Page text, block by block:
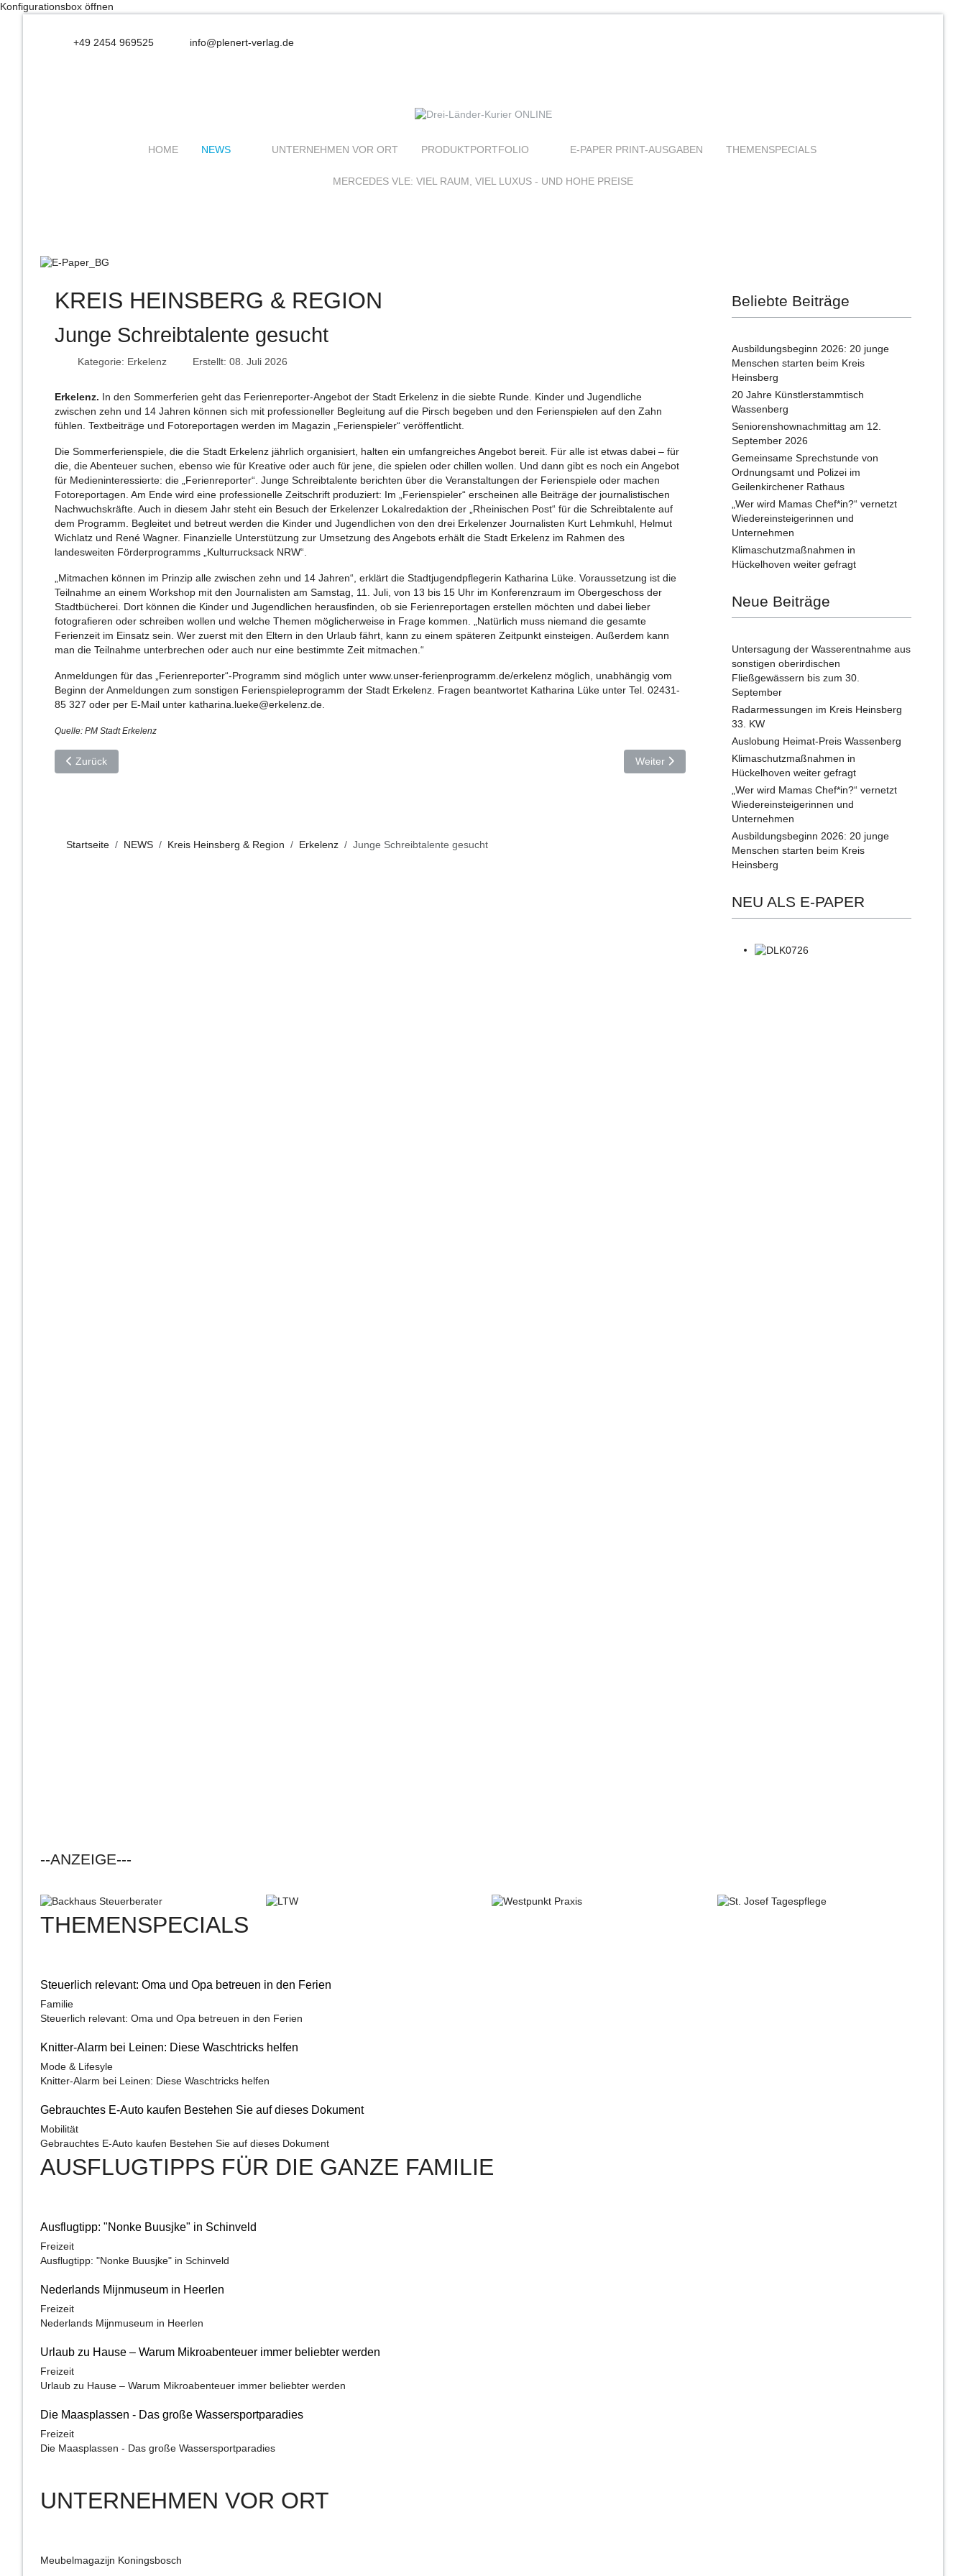
Konfigurationsbox öffnen
+49 2454 969525 info@plenert-verlag.de
HOME NEWS UNTERNEHMEN VOR ORT PRODUKTPORTFOLIO E-PAPER PRINT-AUSGABEN THEMENSPECIALS
MERCEDES VLE: VIEL RAUM, VIEL LUXUS - UND HOHE PREISE
KREIS HEINSBERG & REGION
Junge Schreibtalente gesucht
Kategorie: Erkelenz Erstellt: 08. Juli 2026
Erkelenz. In den Sommerferien geht das Ferienreporter-Angebot der Stadt Erkelenz in die siebte Runde. Kinder und Jugendliche
zwischen zehn und 14 Jahren können sich mit professioneller Begleitung auf die Pirsch begeben und den Ferienspielen auf den Zahn
fühlen. Textbeiträge und Fotoreportagen werden im Magazin „Ferienspieler“ veröffentlicht.
Die Sommerferienspiele, die die Stadt Erkelenz jährlich organisiert, halten ein umfangreiches Angebot bereit. Für alle ist etwas dabei – für
die, die Abenteuer suchen, ebenso wie für Kreative oder auch für jene, die spielen oder chillen wollen. Und dann gibt es noch ein Angebot
für Medieninteressierte: die „Ferienreporter“. Junge Schreibtalente berichten über die Veranstaltungen der Ferienspiele oder machen
Fotoreportagen. Am Ende wird eine professionelle Zeitschrift produziert: Im „Ferienspieler“ erscheinen alle Beiträge der journalistischen
Nachwuchskräfte. Auch in diesem Jahr steht ein Besuch der Erkelenzer Lokalredaktion der „Rheinischen Post“ für die Schreibtalente auf
dem Programm. Begleitet und betreut werden die Kinder und Jugendlichen von den drei Erkelenzer Journalisten Kurt Lehmkuhl, Helmut
Wichlatz und René Wagner. Finanzielle Unterstützung zur Umsetzung des Angebots erhält die Stadt Erkelenz im Rahmen des
landesweiten Förderprogramms „Kulturrucksack NRW“.
„Mitmachen können im Prinzip alle zwischen zehn und 14 Jahren“, erklärt die Stadtjugendpflegerin Katharina Lüke. Voraussetzung ist die
Teilnahme an einem Workshop mit den Journalisten am Samstag, 11. Juli, von 13 bis 15 Uhr im Konferenzraum im Obergeschoss der
Stadtbücherei. Dort können die Kinder und Jugendlichen herausfinden, ob sie Ferienreportagen erstellen möchten und dabei lieber
fotografieren oder schreiben wollen und welche Themen möglicherweise in Frage kommen. „Natürlich muss niemand die gesamte
Ferienzeit im Einsatz sein. Wer zuerst mit den Eltern in den Urlaub fährt, kann zu einem späteren Zeitpunkt einsteigen. Außerdem kann
man die Teilnahme unterbrechen oder auch nur eine bestimmte Zeit mitmachen.“
Anmeldungen für das „Ferienreporter“-Programm sind möglich unter www.unser-ferienprogramm.de/erkelenz möglich, unabhängig vom
Beginn der Anmeldungen zum sonstigen Ferienspieleprogramm der Stadt Erkelenz. Fragen beantwortet Katharina Lüke unter Tel. 02431-
85 327 oder per E-Mail unter katharina.lueke@erkelenz.de.
Quelle: PM Stadt Erkelenz
Vorheriger Beitrag: Barrierefreiheit: Veranstaltungsraum der Leonhardskapelle jetzt mit Aufzug zugänglich
Zurück Nächster Beitrag: School‘s Out Party im Erka-Bad
Weiter
Startseite NEWS Kreis Heinsberg & Region Erkelenz Junge Schreibtalente gesucht
Beliebte Beiträge
Ausbildungsbeginn 2026: 20 junge
Menschen starten beim Kreis
Heinsberg
20 Jahre Künstlerstammtisch
Wassenberg
Seniorenshownachmittag am 12.
September 2026
Gemeinsame Sprechstunde von
Ordnungsamt und Polizei im
Geilenkirchener Rathaus
„Wer wird Mamas Chef*in?“ vernetzt
Wiedereinsteigerinnen und
Unternehmen
Klimaschutzmaßnahmen in
Hückelhoven weiter gefragt
Neue Beiträge
Untersagung der Wasserentnahme aus
sonstigen oberirdischen
Fließgewässern bis zum 30.
September
Radarmessungen im Kreis Heinsberg
33. KW
Auslobung Heimat-Preis Wassenberg
Klimaschutzmaßnahmen in
Hückelhoven weiter gefragt
„Wer wird Mamas Chef*in?“ vernetzt
Wiedereinsteigerinnen und
Unternehmen
Ausbildungsbeginn 2026: 20 junge
Menschen starten beim Kreis
Heinsberg
NEU ALS E-PAPER
--ANZEIGE---
THEMENSPECIALS
Steuerlich relevant: Oma und Opa betreuen in den Ferien
Familie
Steuerlich relevant: Oma und Opa betreuen in den Ferien
Knitter-Alarm bei Leinen: Diese Waschtricks helfen
Mode & Lifesyle
Knitter-Alarm bei Leinen: Diese Waschtricks helfen
Gebrauchtes E-Auto kaufen Bestehen Sie auf dieses Dokument
Mobilität
Gebrauchtes E-Auto kaufen Bestehen Sie auf dieses Dokument
AUSFLUGTIPPS FÜR DIE GANZE FAMILIE
Ausflugtipp: "Nonke Buusjke" in Schinveld
Freizeit
Ausflugtipp: "Nonke Buusjke" in Schinveld
Nederlands Mijnmuseum in Heerlen
Freizeit
Nederlands Mijnmuseum in Heerlen
Urlaub zu Hause – Warum Mikroabenteuer immer beliebter werden
Freizeit
Urlaub zu Hause – Warum Mikroabenteuer immer beliebter werden
Die Maasplassen - Das große Wassersportparadies
Freizeit
Die Maasplassen - Das große Wassersportparadies
UNTERNEHMEN VOR ORT
Meubelmagazijn Koningsbosch